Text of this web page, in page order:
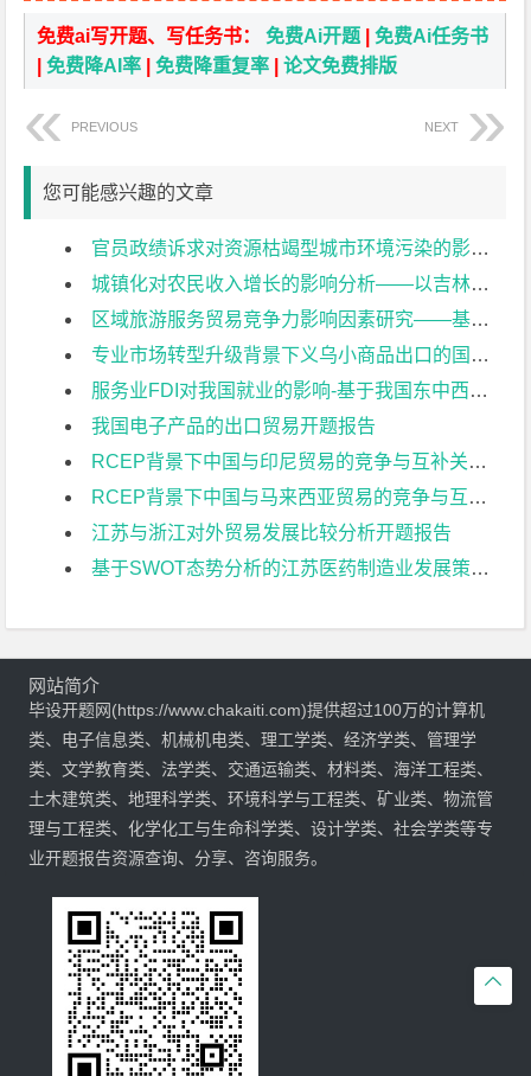
免费ai写开题、写任务书：免费Ai开题 |免费Ai任务书
|免费降AI率 |免费降重复率 |论文免费排版
PREVIOUS NEXT
您可能感兴趣的文章
官员政绩诉求对资源枯竭型城市环境污染的影响：基于面板数据的实证研究开题报告
城镇化对农民收入增长的影响分析——以吉林省为例开题报告
区域旅游服务贸易竞争力影响因素研究——基于八省面板数据分析开题报告
专业市场转型升级背景下义乌小商品出口的国际竞争力研究开题报告
服务业FDI对我国就业的影响-基于我国东中西三大地区的比较开题报告
我国电子产品的出口贸易开题报告
RCEP背景下中国与印尼贸易的竞争与互补关系分析开题报告
RCEP背景下中国与马来西亚贸易的竞争与互补关系分析开题报告
江苏与浙江对外贸易发展比较分析开题报告
基于SWOT态势分析的江苏医药制造业发展策略研究开题报告

网站简介
毕设开题网(https://www.chakaiti.com)提供超过100万的计算机
类、电子信息类、机械机电类、理工学类、经济学类、管理学
类、文学教育类、法学类、交通运输类、材料类、海洋工程类、
土木建筑类、地理科学类、环境科学与工程类、矿业类、物流管
理与工程类、化学化工与生命科学类、设计学类、社会学类等专
业开题报告资源查询、分享、咨询服务。